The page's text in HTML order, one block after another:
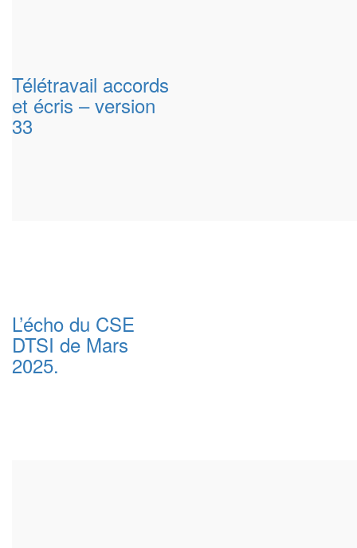
Télétravail accords
et écris – version
33
L’écho du CSE
DTSI de Mars
2025.